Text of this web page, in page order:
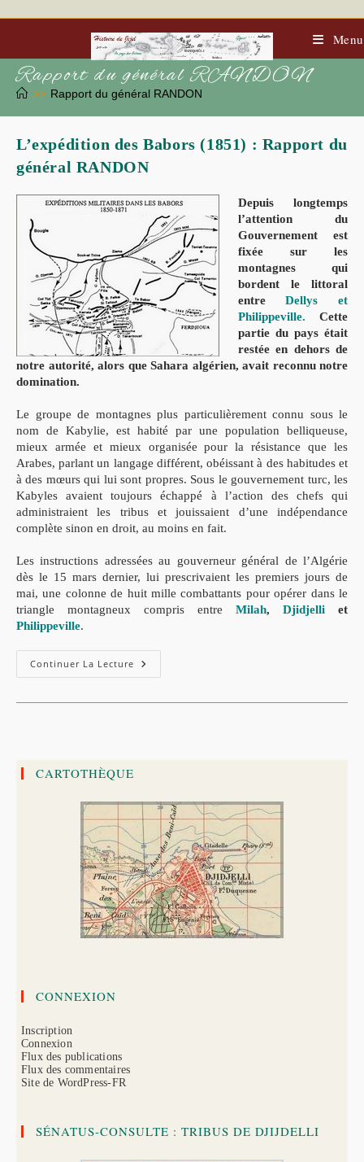
to
Menu
Rapport du général RANDON
>> Rapport du général RANDON
L’expédition des Babors (1851) : Rapport du
général RANDON
Depuis longtemps
l’attention du
Gouvernement est
fixée sur les
montagnes qui
bordent le littoral
entreDellys et
Philippeville. Cette
partie du pays était
restée en dehors de
notre autorité, alors que Sahara algérien, avait reconnu notre
domination.
Le groupe de montagnes plus particulièrement connu sous le
nom de Kabylie, est habité par une population belliqueuse,
mieux armée et mieux organisée pour la résistance que les
Arabes, parlant un langage différent, obéissant à des habitudes et
à des mœurs qui lui sont propres. Sous le gouvernement turc, les
Kabyles avaient toujours échappé à l’action des chefs qui
administraient les tribus et jouissaient d’une indépendance
complète sinon en droit, au moins en fait.
Les instructions adressées au gouverneur général de l’Algérie
dès le 15 mars dernier, lui prescrivaient les premiers jours de
mai, une colonne de huit mille combattants pour opérer dans le
triangle montagneux compris entre Milah, Djidjelli et
Philippeville.
Continuer La Lecture L’expédition
Des
CARTOTHÈQUE
CONNEXION
Inscription
Connexion
Flux des publications
Flux des commentaires
Site de WordPress-FR
SÉNATUS-CONSULTE : TRIBUS DE DJIJDELLI